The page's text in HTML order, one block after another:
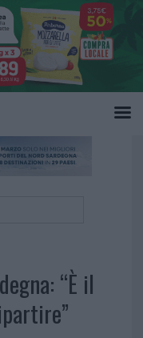
“È il